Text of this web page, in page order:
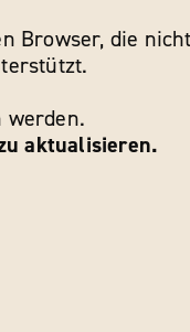
Browser, die
werden.
aktualisieren.